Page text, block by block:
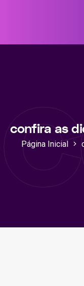
conteúdo
confira as
Página Inicial